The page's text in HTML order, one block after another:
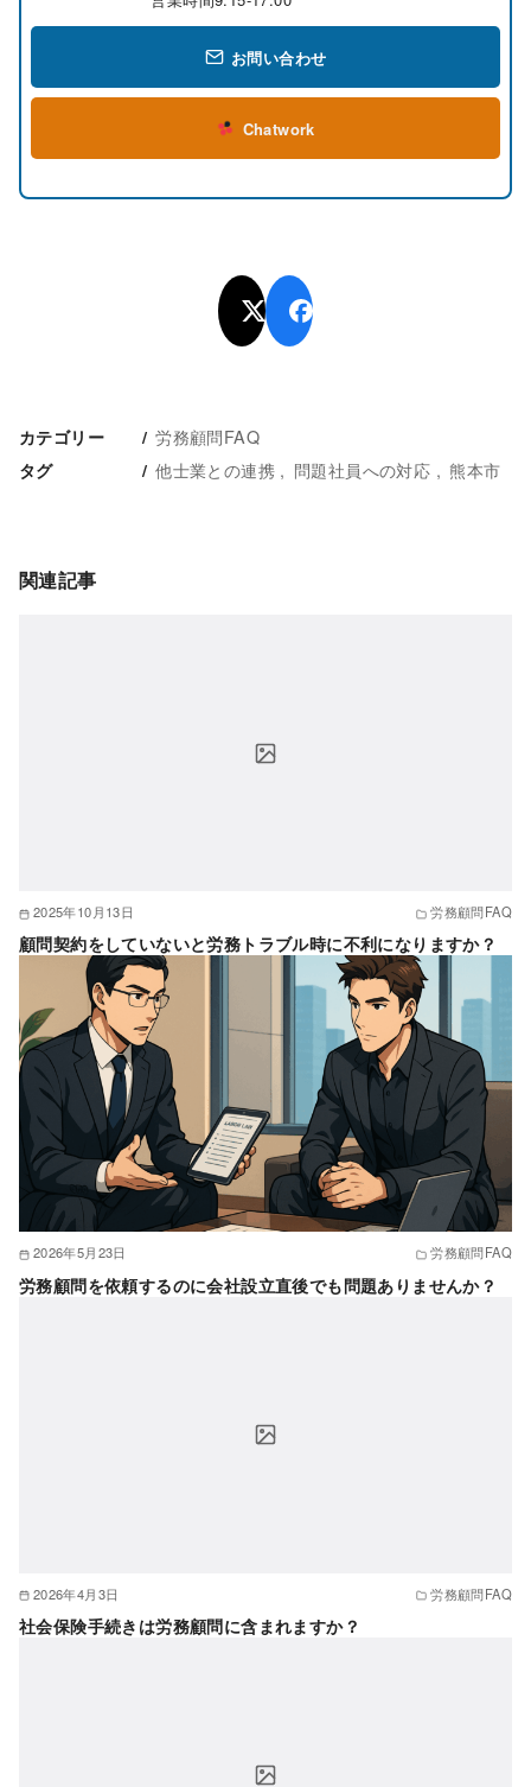
お問い合わせ
Chatwork
カテゴリー 労務顧問FAQ
タグ 他士業との連携 問題社員への対応 熊本市
関連記事
2025年10月13日 労務顧問FAQ
顧問契約をしていないと労務トラブル時に不利になりますか？
2026年5月23日 労務顧問FAQ
労務顧問を依頼するのに会社設立直後でも問題ありませんか？
2026年4月3日 労務顧問FAQ
社会保険手続きは労務顧問に含まれますか？